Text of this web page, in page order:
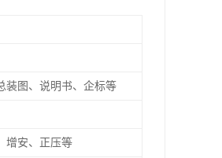
装图、说明书、企标等
增安、正压等